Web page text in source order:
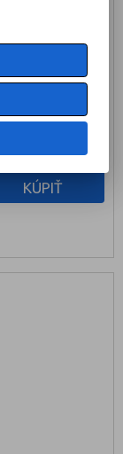
144 €
KÚPIŤ